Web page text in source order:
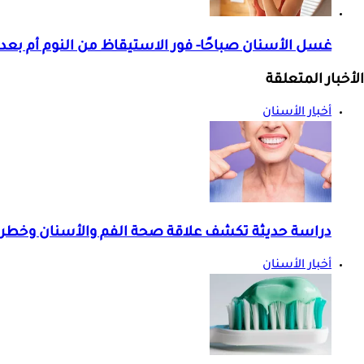
غسل الأسنان صباحًا- فور الاستيقاظ من النوم أم بعد
الأخبار المتعلقة
أخبار الأسنان
دراسة حديثة تكشف علاقة صحة الفم والأسنان وخطر
أخبار الأسنان